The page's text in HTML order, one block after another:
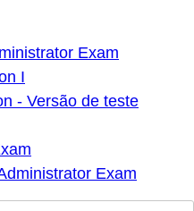
Exam
I
- Versão de teste
Exam